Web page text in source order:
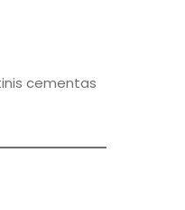
cementas